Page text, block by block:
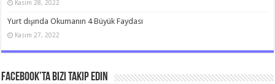
Kasım 28, 2022
Yurt dışında Okumanın 4 Büyük Faydası
Kasım 27, 2022
Facebook’ta bizi takip edin